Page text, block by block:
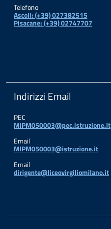
Telefono
Ascoli: (+39) 027382515
Pisacane: (+39) 02747707
Indirizzi Email
PEC
MIPM050003@pec.istruzione.it
Email
MIPM050003@istruzione.it
Email
dirigente@liceovirgiliomilano.it